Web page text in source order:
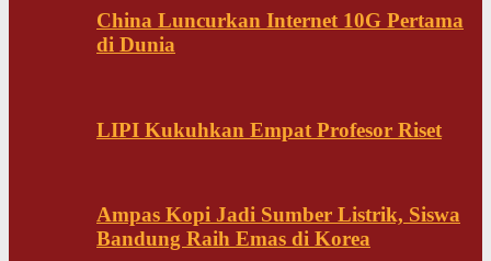
China Luncurkan Internet 10G Pertama
di Dunia
LIPI Kukuhkan Empat Profesor Riset
Ampas Kopi Jadi Sumber Listrik, Siswa
Bandung Raih Emas di Korea